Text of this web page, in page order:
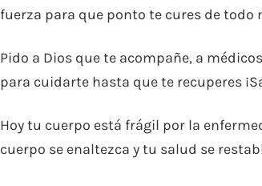
fuerza para que ponto te cures de todo
Pido a Dios que te acompañe, a
para cuidarte hasta que te recuperes
Hoy tu cuerpo está frágil por la
cuerpo se enaltezca y tu salud se